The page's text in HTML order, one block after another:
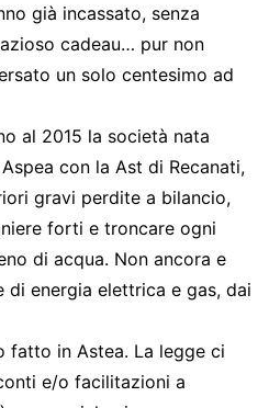
già incassato, senza
cadeau… pur non
un solo centesimo ad
al 2015 la società nata
con la Ast di Recanati,
gravi perdite a bilancio,
forti e troncare ogni
di acqua. Non ancora e
di energia elettrica e gas, dai
fatto in Astea. La legge ci
e/o facilitazioni a